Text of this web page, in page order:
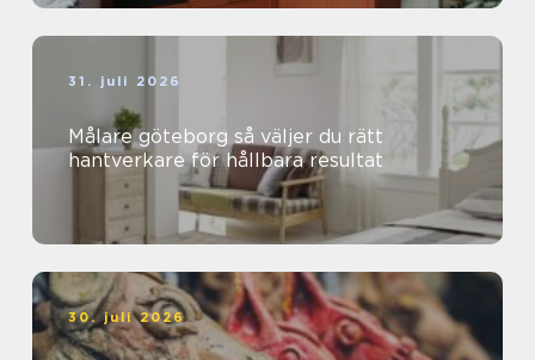
31. juli 2026
Målare göteborg så väljer du rätt
hantverkare för hållbara resultat
30. juli 2026